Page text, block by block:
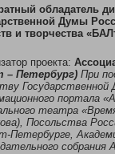
обладатель
Думы
и творчества
проекта:
– Петербург) При
портала
театра
Посольства
Петербурге,
собрания